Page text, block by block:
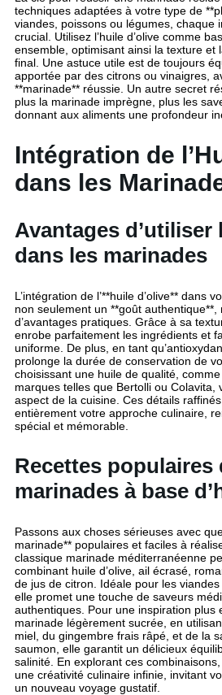
techniques adaptées à votre type de
viandes, poissons ou légumes, chaque
crucial. Utilisez l’huile d’olive comme
ensemble, optimisant ainsi la texture et
final. Une astuce utile est de toujours
apportée par des citrons ou vinaigres,
**marinade** réussie. Un autre secret
plus la marinade imprègne, plus les
donnant aux aliments une profondeur
Intégration de
dans les
Avantages d’utiliser
dans les marinades
L’intégration de l’**huile d’olive** dans
non seulement un **goût
d’avantages pratiques. Grâce à sa
enrobe parfaitement les ingrédients et
uniforme. De plus, en tant
prolonge la durée de conservation de
choisissant une huile de qualité,
marques telles que Bertolli ou Colavita,
aspect de la cuisine. Ces détails
entièrement votre approche culinaire,
spécial et mémorable.
Recettes populaires
marinades à base
Passons aux choses sérieuses avec
marinade** populaires et faciles à
classique marinade méditerranéenne
combinant huile d’olive, ail écrasé,
de jus de citron. Idéale pour les viandes
elle promet une touche de saveurs
authentiques. Pour une inspiration plus
marinade légèrement sucrée, en
miel, du gingembre frais râpé, et de la
saumon, elle garantit un délicieux
salinité. En explorant ces
une créativité culinaire infinie, invitant
un nouveau voyage gustatif.